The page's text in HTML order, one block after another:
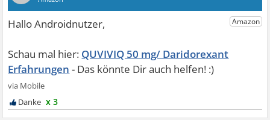
QUVIVIQ 50 mg/ Daridorexant
Erfahrungen
x 3